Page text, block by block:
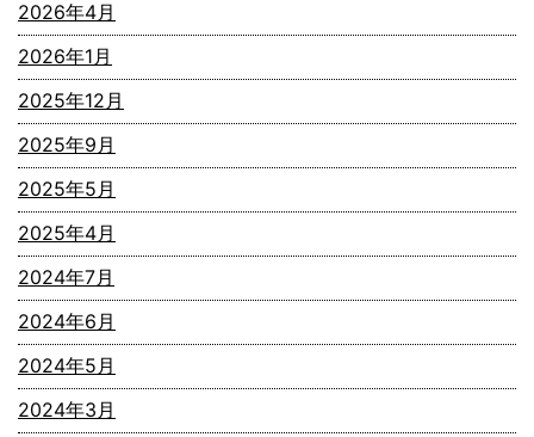
2026年4月
2026年1月
2025年12月
2025年9月
2025年5月
2025年4月
2024年7月
2024年6月
2024年5月
2024年3月